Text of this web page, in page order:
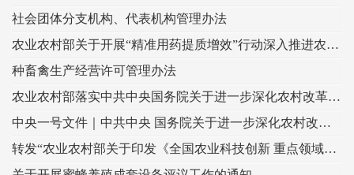
社会团体分支机构、代表机构管理办法
农业农村部关于开展“精准用药提质增效”行动深入推进农药科学安全使用工作的指导意见
种畜禽生产经营许可管理办法
农业农村部落实中共中央国务院关于进一步深化农村改革扎实推进乡村全面振兴 工作部署的实施意见
中央一号文件｜中共中央 国务院关于进一步深化农村改革 扎实推进乡村全面振兴的意见
转发“农业农村部关于印发《全国农业科技创新 重点领域（2024–2028年）》的通知”